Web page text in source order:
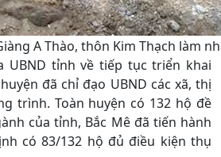
A Thào, thôn Kim Thạch làm
UBND tỉnh về tiếp tục triển khai
đã chỉ đạo UBND các xã, thị
trình. Toàn huyện có 132 hộ đề
của tỉnh, Bắc Mê đã tiến hành
có 83/132 hộ đủ điều kiện thụ